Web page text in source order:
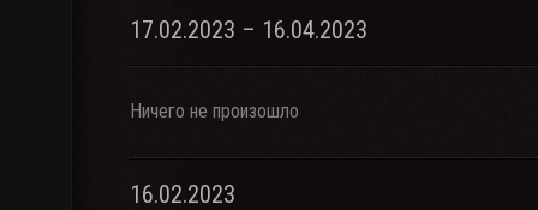
17.02.2023 – 16.04.2023
Ничего не произошло
16.02.2023